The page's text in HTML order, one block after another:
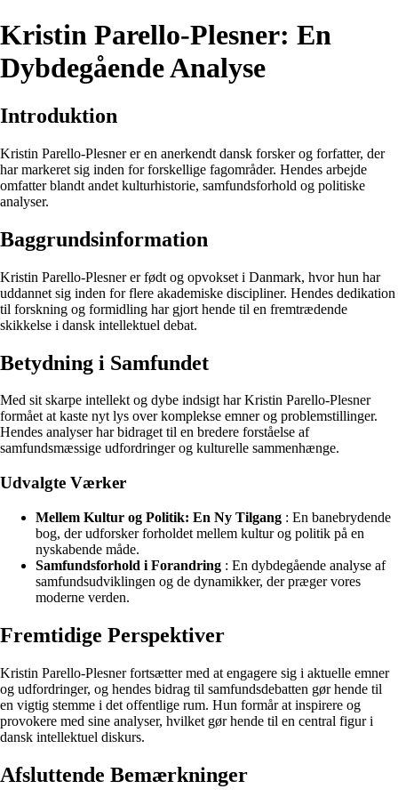
Kristin Parello-Plesner: En
Dybdegående Analyse
Introduktion
Kristin Parello-Plesner er en anerkendt dansk forsker og forfatter, der
har markeret sig inden for forskellige fagområder. Hendes arbejde
omfatter blandt andet kulturhistorie, samfundsforhold og politiske
analyser.
Baggrundsinformation
Kristin Parello-Plesner er født og opvokset i Danmark, hvor hun har
uddannet sig inden for flere akademiske discipliner. Hendes dedikation
til forskning og formidling har gjort hende til en fremtrædende
skikkelse i dansk intellektuel debat.
Betydning i Samfundet
Med sit skarpe intellekt og dybe indsigt har Kristin Parello-Plesner
formået at kaste nyt lys over komplekse emner og problemstillinger.
Hendes analyser har bidraget til en bredere forståelse af
samfundsmæssige udfordringer og kulturelle sammenhænge.
Udvalgte Værker
Mellem Kultur og Politik: En Ny Tilgang : En banebrydende
bog, der udforsker forholdet mellem kultur og politik på en
nyskabende måde.
Samfundsforhold i Forandring : En dybdegående analyse af
samfundsudviklingen og de dynamikker, der præger vores
moderne verden.
Fremtidige Perspektiver
Kristin Parello-Plesner fortsætter med at engagere sig i aktuelle emner
og udfordringer, og hendes bidrag til samfundsdebatten gør hende til
en vigtig stemme i det offentlige rum. Hun formår at inspirere og
provokere med sine analyser, hvilket gør hende til en central figur i
dansk intellektuel diskurs.
Afsluttende Bemærkninger